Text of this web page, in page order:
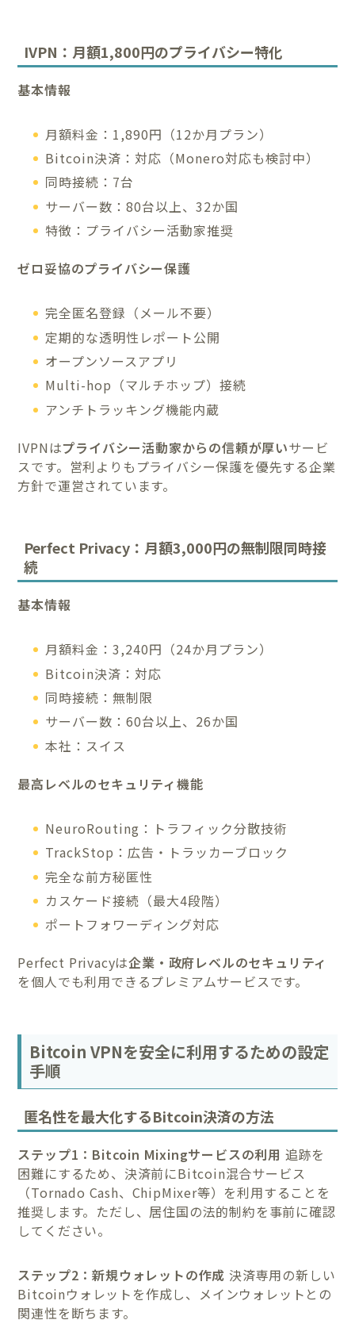
IVPN：月額1,800円のプライバシー特化
基本情報
月額料金：1,890円（12か月プラン）
Bitcoin決済：対応（Monero対応も検討中）
同時接続：7台
サーバー数：80台以上、32か国
特徴：プライバシー活動家推奨
ゼロ妥協のプライバシー保護
完全匿名登録（メール不要）
定期的な透明性レポート公開
オープンソースアプリ
Multi-hop（マルチホップ）接続
アンチトラッキング機能内蔵
IVPNはプライバシー活動家からの信頼が厚いサービ
スです。営利よりもプライバシー保護を優先する企業
方針で運営されています。
Perfect Privacy：月額3,000円の無制限同時接
続
基本情報
月額料金：3,240円（24か月プラン）
Bitcoin決済：対応
同時接続：無制限
サーバー数：60台以上、26か国
本社：スイス
最高レベルのセキュリティ機能
NeuroRouting：トラフィック分散技術
TrackStop：広告・トラッカーブロック
完全な前方秘匿性
カスケード接続（最大4段階）
ポートフォワーディング対応
Perfect Privacyは企業・政府レベルのセキュリティ
を個人でも利用できるプレミアムサービスです。
Bitcoin VPNを安全に利用するための設定
手順
匿名性を最大化するBitcoin決済の方法
ステップ1：Bitcoin Mixingサービスの利用 追跡を
困難にするため、決済前にBitcoin混合サービス
（Tornado Cash、ChipMixer等）を利用することを
推奨します。ただし、居住国の法的制約を事前に確認
してください。
ステップ2：新規ウォレットの作成 決済専用の新しい
Bitcoinウォレットを作成し、メインウォレットとの
関連性を断ちます。